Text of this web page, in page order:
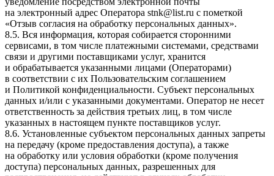
на электронный адрес Оператора stnk@list.ru с пометкой
«Отзыв согласия на обработку персональных данных».
8.5. Вся информация, которая собирается сторонними
сервисами, в том числе платежными системами, средствами
связи и другими поставщиками услуг, хранится
и обрабатывается указанными лицами (Операторами)
в соответствии с их Пользовательским соглашением
и Политикой конфиденциальности. Субъект персональных
данных и/или с указанными документами. Оператор не несет
ответственность за действия третьих лиц, в том числе
указанных в настоящем пункте поставщиков услуг.
8.6. Установленные субъектом персональных данных запреты
на передачу (кроме предоставления доступа), а также
на обработку или условия обработки (кроме получения
доступа) персональных данных, разрешенных для